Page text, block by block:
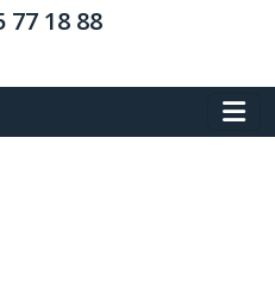
77 18 88